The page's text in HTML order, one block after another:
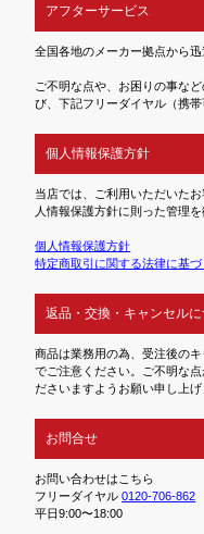
アフターサービス
全国各地のメーカー拠点から
ご不明な点や、お困りの事な
び、下記フリーダイヤル（携
個人情報保護方針
当店では、ご利用いただいた
人情報保護方針に則った管理を
個人情報保護方針
特定商取引に関する法律に基
返品・交換・キャンセルに
商品は業務用の為、受注後の
でご注意ください。ご不明な
ださいますようお願い申し上げ
お問合せ
お問い合わせはこちら
フリーダイヤル0120-706-862
平日9:00〜18:00